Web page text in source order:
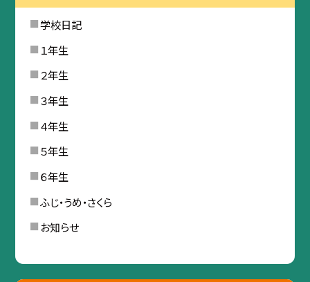
学校日記
１年生
２年生
３年生
４年生
５年生
６年生
ふじ・うめ・さくら
お知らせ